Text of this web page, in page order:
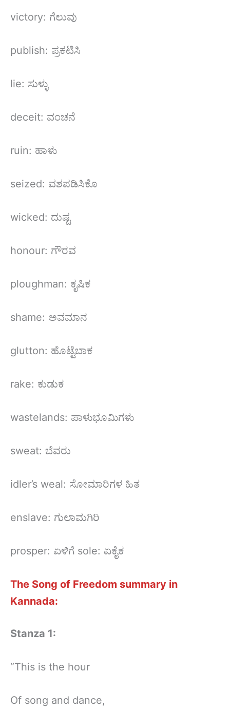
victory: ಗೆಲುವು
publish: ಪ್ರಕಟಿಸಿ
lie: ಸುಳ್ಳು
deceit: ವಂಚನೆ
ruin: ಹಾಳು
seized: ವಶಪಡಿಸಿಕೊ
wicked: ದುಷ್ಟ
honour: ಗೌರವ
ploughman: ಕೃಷಿಕ
shame: ಅವಮಾನ
glutton: ಹೊಟ್ಟೆಬಾಕ
rake: ಕುಡುಕ
wastelands: ಪಾಳುಭೂಮಿಗಳು
sweat: ಬೆವರು
idler’s weal: ಸೋಮಾರಿಗಳ ಹಿತ
enslave: ಗುಲಾಮಗಿರಿ
prosper: ಏಳಿಗೆ sole: ಏಕೈಕ
The Song of Freedom summary in
Kannada:
Stanza 1:
“This is the hour
Of song and dance,